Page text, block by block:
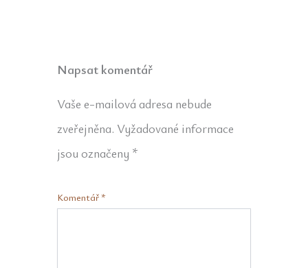
Napsat komentář
Vaše e-mailová adresa nebude
zveřejněna. Vyžadované informace
jsou označeny *
Komentář *